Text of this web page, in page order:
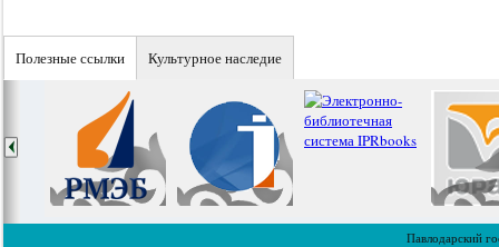
Полезные ссылки Культурное наследие
Павлодарский